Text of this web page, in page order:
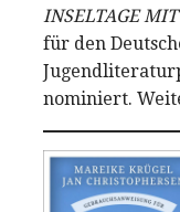
INSELTAGE MIT
für den
nominiert.